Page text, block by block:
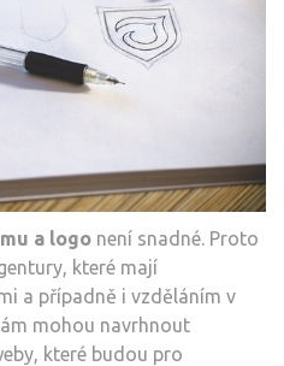
a logo není snadné. Proto
které mají
a případně i vzděláním v
mohou navrhnout
které budou pro